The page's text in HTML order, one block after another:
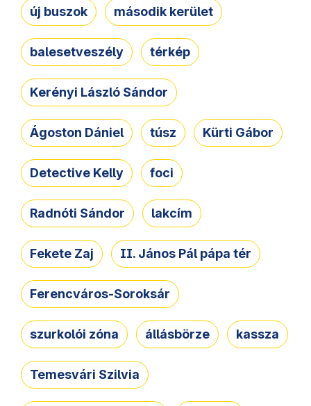
új buszok második kerület
balesetveszély térkép
Kerényi László Sándor
Ágoston Dániel túsz Kürti Gábor
Detective Kelly foci
Radnóti Sándor lakcím
Fekete Zaj II. János Pál pápa tér
Ferencváros-Soroksár
szurkolói zóna állásbörze kassza
Temesvári Szilvia